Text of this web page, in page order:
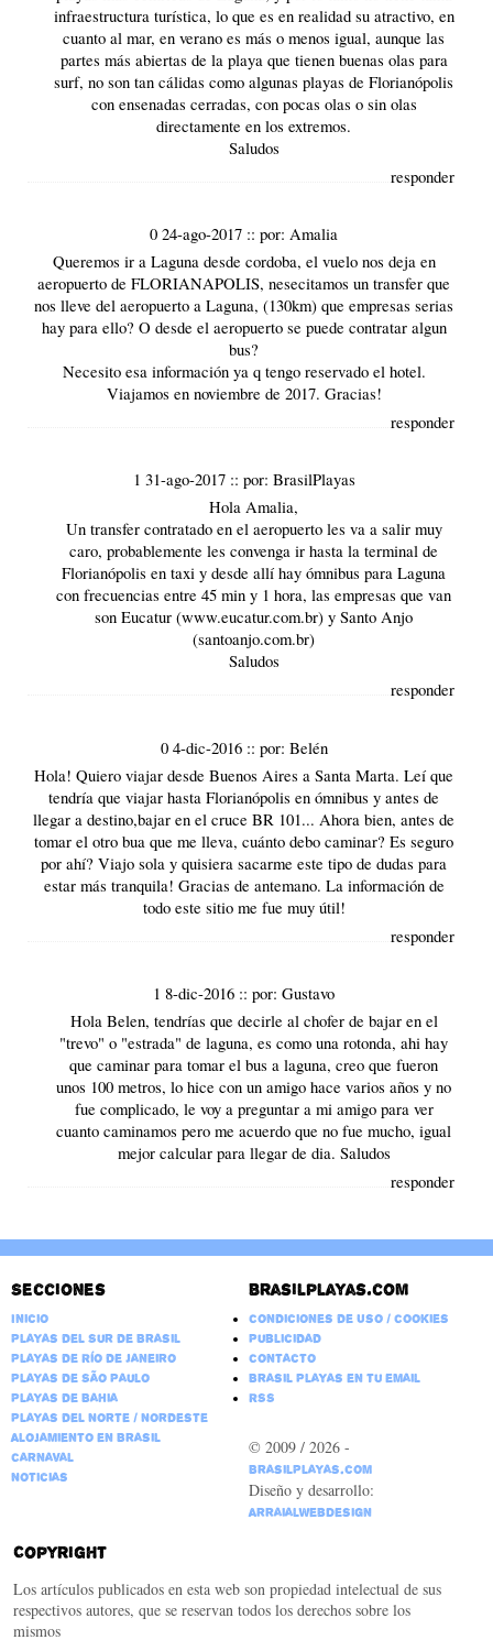
infraestructura turística, lo que es en realidad su atractivo, en
cuanto al mar, en verano es más o menos igual, aunque las
partes más abiertas de la playa que tienen buenas olas para
surf, no son tan cálidas como algunas playas de Florianópolis
con ensenadas cerradas, con pocas olas o sin olas
directamente en los extremos.
Saludos
responder
0 24-ago-2017 ::por:Amalia
Queremos ir a Laguna desde cordoba, el vuelo nos deja en
aeropuerto de FLORIANAPOLIS, nesecitamos un transfer que
nos lleve del aeropuerto a Laguna, (130km) que empresas serias
hay para ello? O desde el aeropuerto se puede contratar algun
bus?
Necesito esa información ya q tengo reservado el hotel.
Viajamos en noviembre de 2017. Gracias!
responder
1 31-ago-2017 :: por: BrasilPlayas
Hola Amalia,
Un transfer contratado en el aeropuerto les va a salir muy
caro, probablemente les convenga ir hasta la terminal de
Florianópolis en taxi y desde allí hay ómnibus para Laguna
con frecuencias entre 45 min y 1 hora, las empresas que van
son Eucatur (www.eucatur.com.br) y Santo Anjo
(santoanjo.com.br)
Saludos
responder
0 4-dic-2016 :: por: Belén
Hola! Quiero viajar desde Buenos Aires a Santa Marta. Leí que
tendría que viajar hasta Florianópolis en ómnibus y antes de
llegar a destino,bajar en el cruce BR 101... Ahora bien, antes de
tomar el otro bua que me lleva, cuánto debo caminar? Es seguro
por ahí? Viajo sola y quisiera sacarme este tipo de dudas para
estar más tranquila! Gracias de antemano. La información de
todo este sitio me fue muy útil!
responder
1 8-dic-2016 ::por:Gustavo
Hola Belen, tendrías que decirle al chofer de bajar en el
"trevo" o "estrada" de laguna, es como una rotonda, ahi hay
que caminar para tomar el bus a laguna, creo que fueron
unos 100 metros, lo hice con un amigo hace varios años y no
fue complicado, le voy a preguntar a mi amigo para ver
cuanto caminamos pero me acuerdo que no fue mucho, igual
mejor calcular para llegar de dia. Saludos
responder
Secciones
Inicio
Playas del Sur de Brasil
Playas de Río de Janeiro
Playas de São Paulo
Playas de Bahia
Playas del Norte / Nordeste
Alojamiento en Brasil
Carnaval
Noticias
Brasilplayas.com
Condiciones de Uso / Cookies
Publicidad
Contacto
Brasil Playas en tu email
RSS
© 2009 / 2026 -
BrasilPlayas.com
Diseño y desarrollo:
ArraialWebDesign
Copyright
Los artículos publicados en esta web son propiedad intelectual de sus
respectivos autores, que se reservan todos los derechos sobre los
mismos